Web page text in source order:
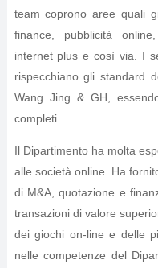
team coprono aree quali
finance, pubblicità
internet plus e così via. I
rispecchiano gli standard
Wang Jing & GH,
completi.
Il Dipartimento ha molta
alle società online. Ha
di M&A, quotazione e
transazioni di valore
dei giochi on-line e delle
nelle competenze del